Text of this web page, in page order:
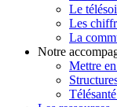
Le
Les
La
Notre
Mettre